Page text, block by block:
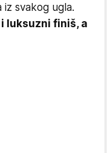
svakog ugla.
luksuzni finiš, a